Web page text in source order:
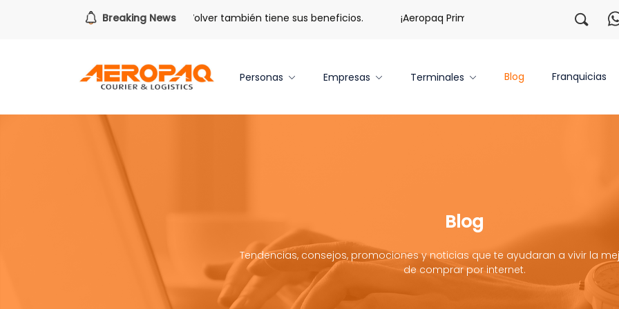
Breaking News
Para todo lo que viene. Volver también tiene sus beneficios. ¡Aeropaq Prime TE DA MÁS! ¡Regístrate
Personas Empresas Terminales Blog Franquicias
Blog
Tendencias, consejos, promociones y noticias que te ayudaran a vivir la
de comprar por internet.